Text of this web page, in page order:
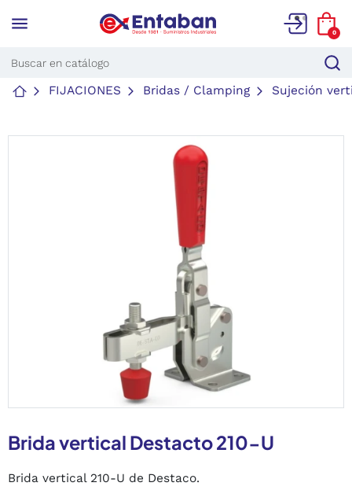
menu 0
FIJACIONES Bridas / Clamping Sujeción
Brida vertical Destacto 210-U
Brida vertical 210-U de Destaco.